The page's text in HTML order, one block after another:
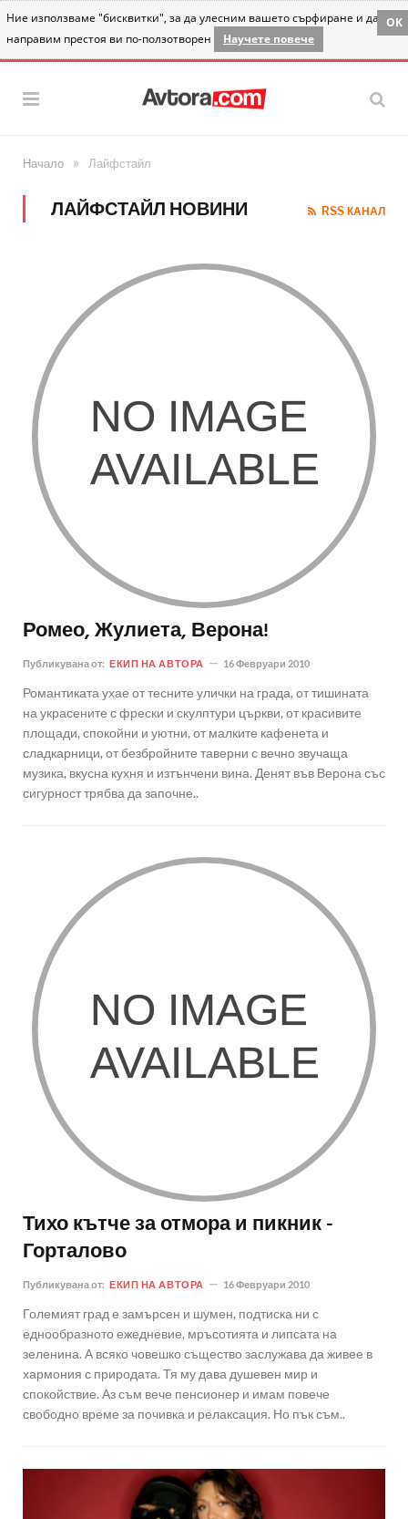
Ние използваме "бисквитки", за да улесним вашето сърфиране и да
направим престоя ви по-ползотворен
Научете повече
OK
Начало » Лайфстайл
ЛАЙФСТАЙЛ НОВИНИ RSS КАНАЛ
Ромео, Жулиета, Верона!
Публикувана от: ЕКИП НА АВТОРА 16 Февруари 2010
Романтиката ухае от тесните улички на града, от тишината
на украсените с фрески и скулптури църкви, от красивите
площади, спокойни и уютни, от малките кафенета и
сладкарници, от безбройните таверни с вечно звучаща
музика, вкусна кухня и изтънчени вина. Денят във Верона със
сигурност трябва да започне..
Тихо кътче за отмора и пикник -
Горталово
Публикувана от: ЕКИП НА АВТОРА 16 Февруари 2010
Големият град е замърсен и шумен, подтиска ни с
еднообразното ежедневие, мръсотията и липсата на
зеленина. А всяко човешко същество заслужава да живее в
хармония с природата. Тя му дава душевен мир и
спокойствие. Аз съм вече пенсионер и имам повече
свободно време за почивка и релаксация. Но пък съм..